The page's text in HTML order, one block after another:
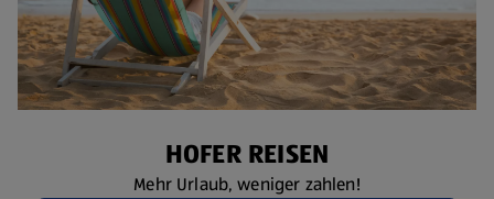
HOFER REISEN
Mehr Urlaub, weniger zahlen!